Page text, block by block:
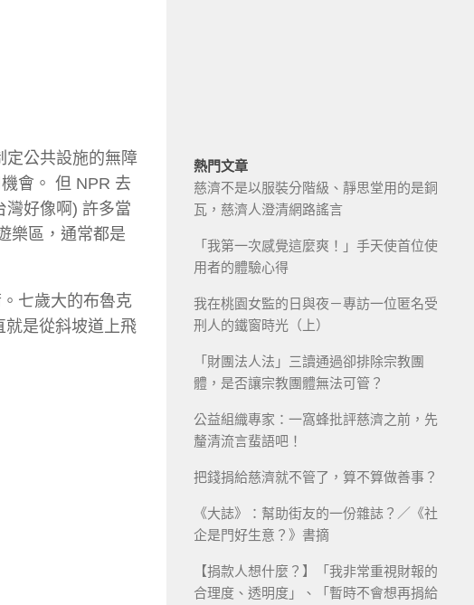
定公共設施的無障
會。 但 NPR 去
灣好像啊) 許多當
樂區，通常都是
七歲大的布魯克
就是從斜坡道上飛
熱門文章
慈濟不是以服裝分階級、靜思堂用的是銅
瓦，慈濟人澄清網路謠言
「我第一次感覺這麼爽！」手天使首位使
用者的體驗心得
我在桃園女監的日與夜－專訪一位匿名受
刑人的鐵窗時光（上）
「財團法人法」三讀通過卻排除宗教團
體，是否讓宗教團體無法可管？
公益組織專家：一窩蜂批評慈濟之前，先
釐清流言蜚語吧！
把錢捐給慈濟就不管了，算不算做善事？
《大誌》：幫助街友的一份雜誌？／《社
企是門好生意？》書摘
【捐款人想什麼？】「我非常重視財報的
合理度、透明度」、「暫時不會想再捐給